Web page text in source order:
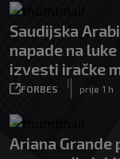
Saudijska
napade na
izvesti iračke
FORBES
|
prije 1 h
Ariana Grande